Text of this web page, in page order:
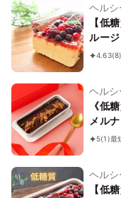
ヘル
【低
ルー
4.63
ヘル
《低
メル
5(1)最
ヘル
【低